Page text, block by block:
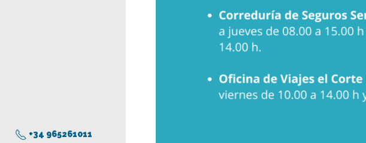
+34 965261011